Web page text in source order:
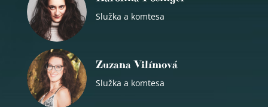
Služka a komtesa
Zuzana Vilímová
Služka a komtesa